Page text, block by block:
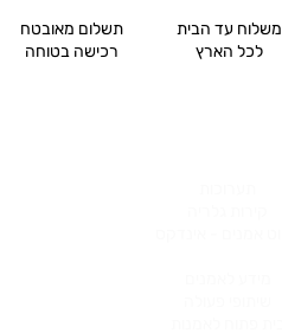
תשלום מאובטח
רכישה בטוחה
משלוח עד הבית
לכל הארץ